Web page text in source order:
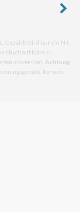
Gezählt wird nur ein Hit
kann zu
abweichen. Achtung:
können